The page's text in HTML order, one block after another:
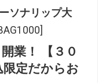
ソナリップ大
業！ 【３０
限定だからお